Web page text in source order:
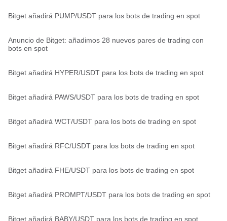
Bitget añadirá PUMP/USDT para los bots de trading en spot
Anuncio de Bitget: añadimos 28 nuevos pares de trading con
bots en spot
Bitget añadirá HYPER/USDT para los bots de trading en spot
Bitget añadirá PAWS/USDT para los bots de trading en spot
Bitget añadirá WCT/USDT para los bots de trading en spot
Bitget añadirá RFC/USDT para los bots de trading en spot
Bitget añadirá FHE/USDT para los bots de trading en spot
Bitget añadirá PROMPT/USDT para los bots de trading en spot
Bitget añadirá BABY/USDT para los bots de trading en spot